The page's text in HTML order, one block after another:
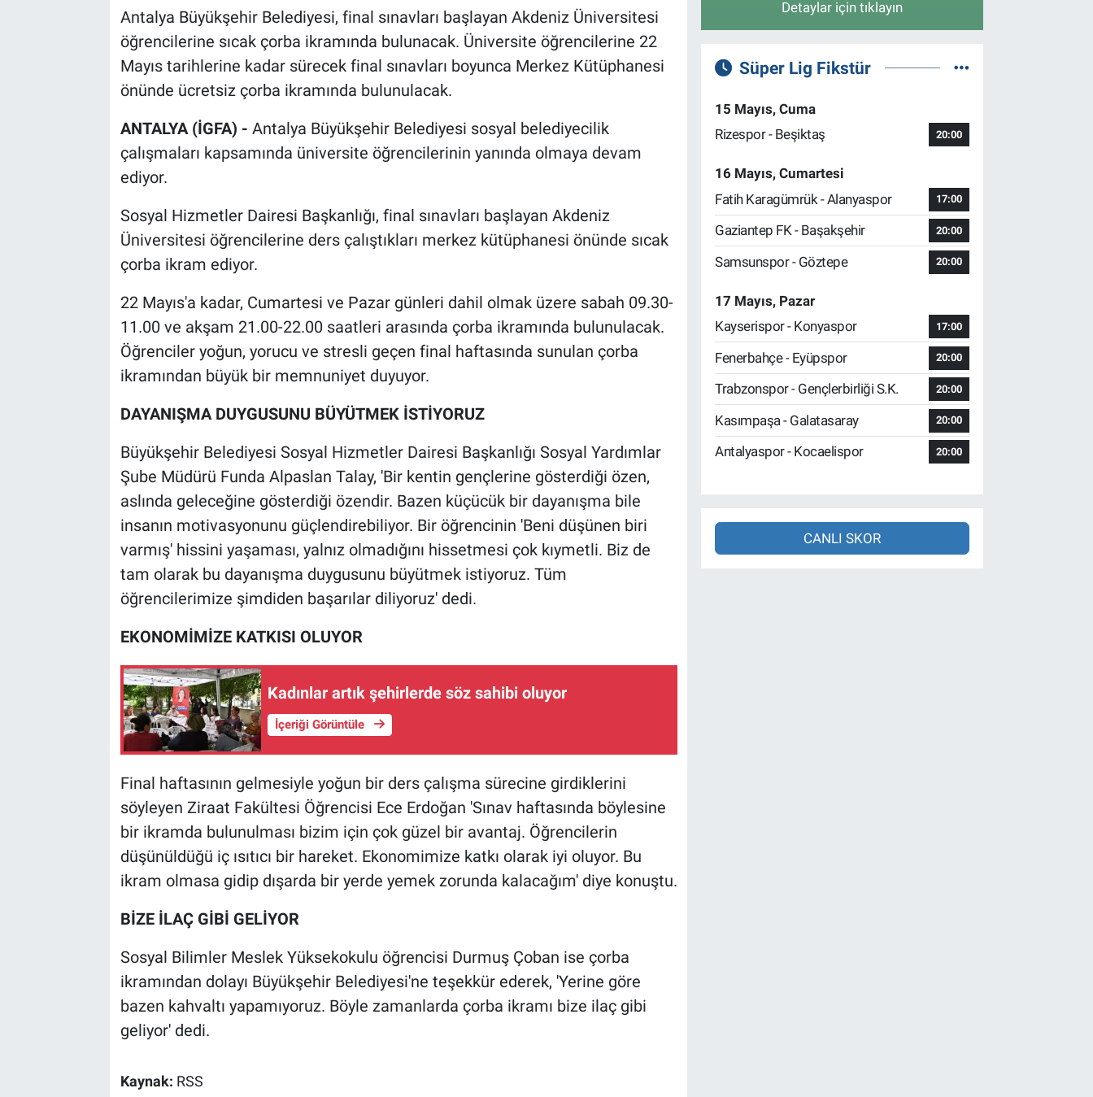
Antalya Büyükşehir Belediyesi, final sınavları başlayan Akdeniz Üniversitesi
öğrencilerine sıcak çorba ikramında bulunacak. Üniversite öğrencilerine 22
Mayıs tarihlerine kadar sürecek final sınavları boyunca Merkez Kütüphanesi
önünde ücretsiz çorba ikramında bulunulacak.
ANTALYA (İGFA) - Antalya Büyükşehir Belediyesi sosyal belediyecilik
çalışmaları kapsamında üniversite öğrencilerinin yanında olmaya devam
ediyor.
Sosyal Hizmetler Dairesi Başkanlığı, final sınavları başlayan Akdeniz
Üniversitesi öğrencilerine ders çalıştıkları merkez kütüphanesi önünde sıcak
çorba ikram ediyor.
22 Mayıs'a kadar, Cumartesi ve Pazar günleri dahil olmak üzere sabah 09.30-
11.00 ve akşam 21.00-22.00 saatleri arasında çorba ikramında bulunulacak.
Öğrenciler yoğun, yorucu ve stresli geçen final haftasında sunulan çorba
ikramından büyük bir memnuniyet duyuyor.
DAYANIŞMA DUYGUSUNU BÜYÜTMEK İSTİYORUZ
Büyükşehir Belediyesi Sosyal Hizmetler Dairesi Başkanlığı Sosyal Yardımlar
Şube Müdürü Funda Alpaslan Talay, 'Bir kentin gençlerine gösterdiği özen,
aslında geleceğine gösterdiği özendir. Bazen küçücük bir dayanışma bile
insanın motivasyonunu güçlendirebiliyor. Bir öğrencinin 'Beni düşünen biri
varmış' hissini yaşaması, yalnız olmadığını hissetmesi çok kıymetli. Biz de
tam olarak bu dayanışma duygusunu büyütmek istiyoruz. Tüm
öğrencilerimize şimdiden başarılar diliyoruz' dedi.
EKONOMİMİZE KATKISI OLUYOR
Kadınlar artık şehirlerde söz sahibi oluyor
İçeriği Görüntüle
Final haftasının gelmesiyle yoğun bir ders çalışma sürecine girdiklerini
söyleyen Ziraat Fakültesi Öğrencisi Ece Erdoğan 'Sınav haftasında böylesine
bir ikramda bulunulması bizim için çok güzel bir avantaj. Öğrencilerin
düşünüldüğü iç ısıtıcı bir hareket. Ekonomimize katkı olarak iyi oluyor. Bu
ikram olmasa gidip dışarda bir yerde yemek zorunda kalacağım' diye konuştu.
BİZE İLAÇ GİBİ GELİYOR
Sosyal Bilimler Meslek Yüksekokulu öğrencisi Durmuş Çoban ise çorba
ikramından dolayı Büyükşehir Belediyesi'ne teşekkür ederek, 'Yerine göre
bazen kahvaltı yapamıyoruz. Böyle zamanlarda çorba ikramı bize ilaç gibi
geliyor' dedi.
Kaynak: RSS
Detaylar için tıklayın
Süper Lig Fikstür
15 Mayıs, Cuma
Rizespor - Beşiktaş
20:00
16 Mayıs, Cumartesi
Fatih Karagümrük - Alanyaspor
17:00
Gaziantep FK - Başakşehir 20:00
Samsunspor - Göztepe 20:00
17 Mayıs, Pazar
Kayserispor - Konyaspor
17:00
Fenerbahçe - Eyüpspor 20:00
Trabzonspor - Gençlerbirliği S.K. 20:00
Kasımpaşa - Galatasaray 20:00
Antalyaspor - Kocaelispor 20:00
CANLI SKOR